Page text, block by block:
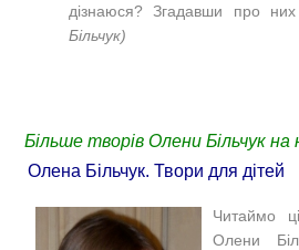
дізнаюся? Згадавши про них
Більчук)
Більше творів Олени Більчук
Олена Більчук. Твори для дітей
Читаймо
Олени